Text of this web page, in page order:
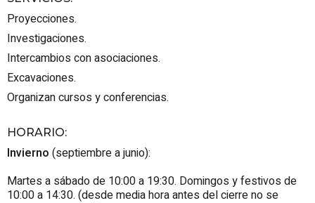
Proyecciones.
Investigaciones.
Intercambios con asociaciones.
Excavaciones.
Organizan cursos y conferencias.
HORARIO:
Invierno (septiembre a junio):
Martes a sábado de 10:00 a 19:30. Domingos y festivos de
10:00 a 14:30. (desde media hora antes del cierre no se